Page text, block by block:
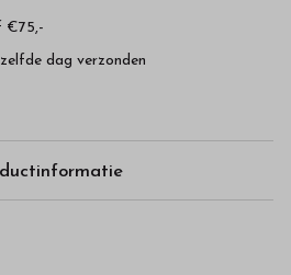
€75,-
dag verzonden